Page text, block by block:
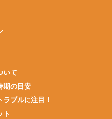
いて
期の目安
ブルに注目！
ト